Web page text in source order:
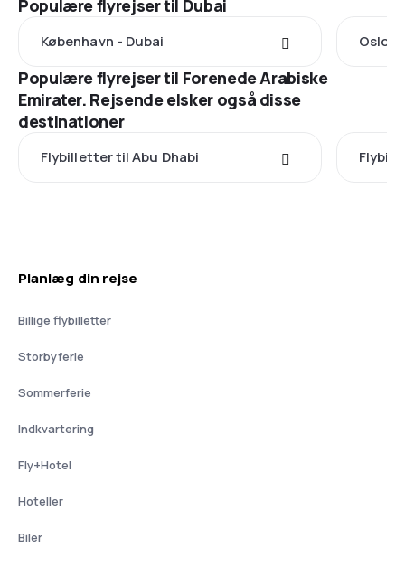
Populære flyrejser til Dubai
København - Dubai Oslo -
Populære flyrejser til Forenede Arabiske
Emirater. Rejsende elsker også disse
destinationer
Flybilletter til Abu Dhabi
Planlæg din rejse
Billige flybilletter
Storbyferie
Sommerferie
Indkvartering
Fly+Hotel
Hoteller
Biler